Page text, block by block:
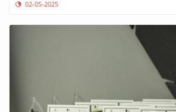
02-05-2025